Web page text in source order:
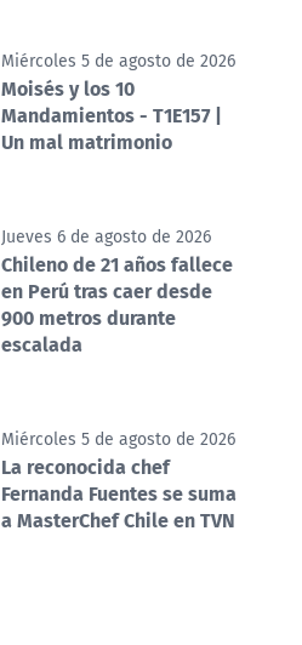
Miércoles 5 de agosto de 2026
Moisés y los 10
Mandamientos - T1E157 |
Un mal matrimonio
Jueves 6 de agosto de 2026
Chileno de 21 años fallece
en Perú tras caer desde
900 metros durante
escalada
Miércoles 5 de agosto de 2026
La reconocida chef
Fernanda Fuentes se suma
a MasterChef Chile en TVN